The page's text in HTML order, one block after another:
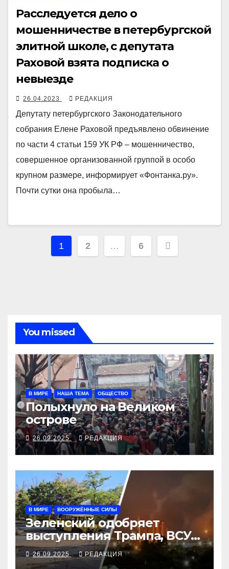
Расследуется дело о
мошенничестве в петербургской
элитной школе, с депутата
Раховой взята подписка о
невыезде
26.04.2023 РЕДАКЦИЯ
Депутату петербургского Законодательного
собрания Елене Раховой предъявлено обвинение
по части 4 статьи 159 УК РФ – мошенничество,
совершенное организованной группой в особо
крупном размере, информирует «Фонтанка.ру».
Почти сутки она пробыла…
Навигация
1 2 … 6
You missed
В МИРЕ НАША ТЕМА ОБЩЕСТВО
Полыхнуло на Великом
острове
26.09.2025 РЕДАКЦИЯ
В МИРЕ ВООРУЖЁННЫЕ СИЛЫ
Зеленский одобряет
выступления Трампа, ВСУ
закрыли Добропольский
рубеж
26.09.2025 РЕДАКЦИЯ